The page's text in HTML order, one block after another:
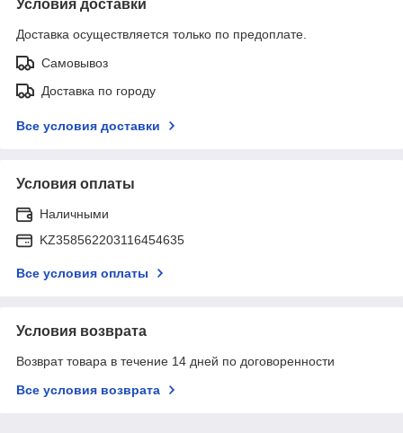
Условия доставки
Доставка осуществляется только по предоплате.
Самовывоз
Доставка по городу
Все условия доставки
Условия оплаты
Наличными
KZ358562203116454635
Все условия оплаты
Условия возврата
Возврат товара в течение 14 дней по договоренности
Все условия возврата